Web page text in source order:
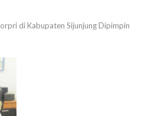
di Kabupaten Sijunjung Dipimpin